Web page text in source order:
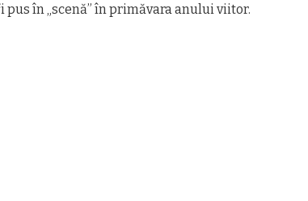
în „scenă” în primăvara anului viitor.